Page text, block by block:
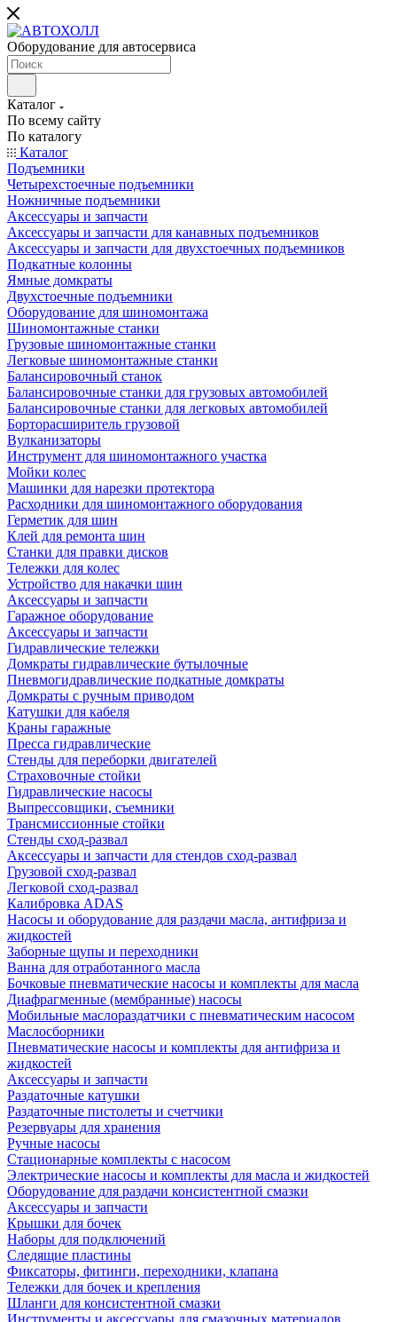
Оборудование для автосервиса
Каталог
По всему сайту
По каталогу
Каталог
Подъемники
Четырехстоечные подъемники
Ножничные подъемники
Аксессуары и запчасти
Аксессуары и запчасти для канавных подъемников
Аксессуары и запчасти для двухстоечных подъемников
Подкатные колонны
Ямные домкраты
Двухстоечные подъемники
Оборудование для шиномонтажа
Шиномонтажные станки
Грузовые шиномонтажные станки
Легковые шиномонтажные станки
Балансировочный станок
Балансировочные станки для грузовых автомобилей
Балансировочные станки для легковых автомобилей
Борторасширитель грузовой
Вулканизаторы
Инструмент для шиномонтажного участка
Мойки колес
Машинки для нарезки протектора
Расходники для шиномонтажного оборудования
Герметик для шин
Клей для ремонта шин
Станки для правки дисков
Тележки для колес
Устройство для накачки шин
Аксессуары и запчасти
Гаражное оборудование
Аксессуары и запчасти
Гидравлические тележки
Домкраты гидравлические бутылочные
Пневмогидравлические подкатные домкраты
Домкраты с ручным приводом
Катушки для кабеля
Краны гаражные
Пресса гидравлические
Стенды для переборки двигателей
Страховочные стойки
Гидравлические насосы
Выпрессовщики, съемники
Трансмиссионные стойки
Стенды сход-развал
Аксессуары и запчасти для стендов сход-развал
Грузовой сход-развал
Легковой сход-развал
Калибровка ADAS
Насосы и оборудование для раздачи масла, антифриза и
жидкостей
Заборные щупы и переходники
Ванна для отработанного масла
Бочковые пневматические насосы и комплекты для масла
Диафрагменные (мембранные) насосы
Мобильные маслораздатчики с пневматическим насосом
Маслосборники
Пневматические насосы и комплекты для антифриза и
жидкостей
Аксессуары и запчасти
Раздаточные катушки
Раздаточные пистолеты и счетчики
Резервуары для хранения
Ручные насосы
Стационарные комплекты с насосом
Электрические насосы и комплекты для масла и жидкостей
Оборудование для раздачи консистентной смазки
Аксессуары и запчасти
Крышки для бочек
Наборы для подключений
Следящие пластины
Фиксаторы, фитинги, переходники, клапана
Тележки для бочек и крепления
Шланги для консистентной смазки
Инструменты и аксессуары для смазочных материалов